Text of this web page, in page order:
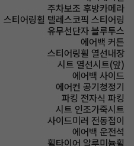
주차보조 후방카메라
스티어링휠 텔레스코픽 스티어링
유무선단자 블루투스
에어백 커튼
스티어링휠 열선내장
시트 열선시트(앞)
에어백 사이드
에어컨 공기청정기
파킹 전자식 파킹
시트 인조가죽시트
사이드미러 전동접이
에어백 운전석
휠타이어 알루미늄휠